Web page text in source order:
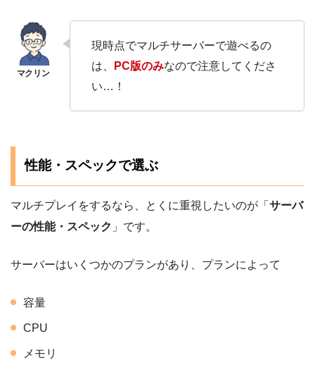
現時点でマルチサーバーで遊べるの
は、
PC版のみなので注意してくださ
い…！
性能・スペックで選ぶ
マルチプレイをするなら、とくに重視したいのが「 サーバ
ーの性能・スペック 」です。
サーバーはいくつかのプランがあり、プランによって
容量
CPU
メモリ